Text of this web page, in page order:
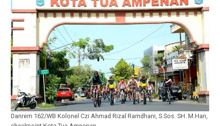
Danrem 162/WB Kolonel Czi Ahmad Rizal Ramdhani, S.Sos. SH. M.Han,